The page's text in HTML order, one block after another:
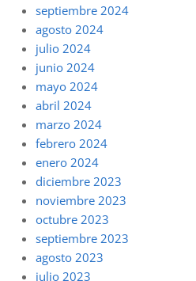
septiembre 2024
agosto 2024
julio 2024
junio 2024
mayo 2024
abril 2024
marzo 2024
febrero 2024
enero 2024
diciembre 2023
noviembre 2023
octubre 2023
septiembre 2023
agosto 2023
julio 2023